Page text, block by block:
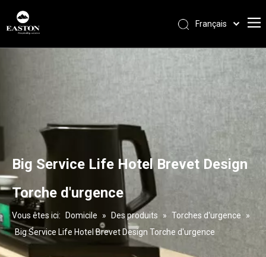
Français
Big Service Life Hotel Brevet Design
Torche d'urgence
Vous êtes ici: Domicile » Des produits » Torches d'urgence
»
Big Service Life Hotel Brevet Design Torche d'urgence